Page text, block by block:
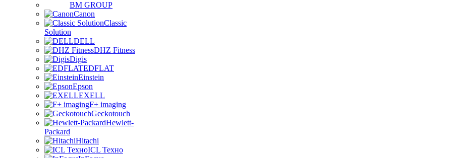
BM GROUP
Canon
Classic
Solution
DELL
DHZ Fitness
Digis
EDFLAT
Einstein
Epson
EXELL
F+ imaging
Geckotouch
Hewlett-
Packard
Hitachi
ICL Техно